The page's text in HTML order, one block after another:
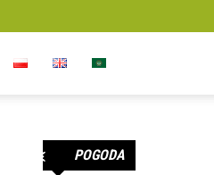
POGODA